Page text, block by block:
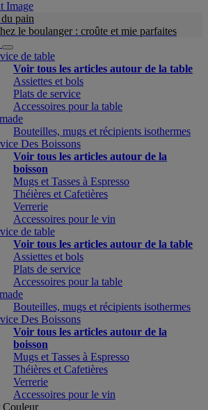
pain
le boulanger : croûte et mie parfaites
de table
Voir tous les articles autour de la table
Assiettes et bols
Plats de service
Accessoires pour la table
Bouteilles, mugs et récipients isothermes
Des Boissons
Voir tous les articles autour de la
boisson
Mugs et Tasses à Espresso
Théières et Cafetières
Verrerie
Accessoires pour le vin
de table
Voir tous les articles autour de la table
Assiettes et bols
Plats de service
Accessoires pour la table
Bouteilles, mugs et récipients isothermes
Des Boissons
Voir tous les articles autour de la
boisson
Mugs et Tasses à Espresso
Théières et Cafetières
Verrerie
Accessoires pour le vin
Couleur